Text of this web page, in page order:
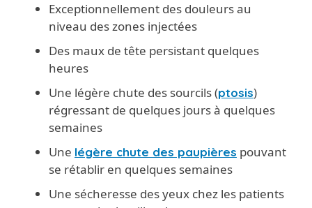
Exceptionnellement des douleurs au
niveau des zones injectées
Des maux de tête persistant quelques
heures
Une légère chute des sourcils (ptosis)
régressant de quelques jours à quelques
semaines
Une légère chute des paupières pouvant
se rétablir en quelques semaines
Une sécheresse des yeux chez les patients